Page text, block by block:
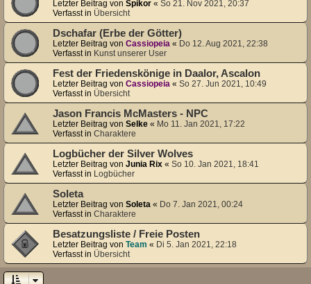
Letzter Beitrag von Spikor « So 21. Nov 2021, 20:37
Verfasst in Übersicht
Dschafar (Erbe der Götter)
Letzter Beitrag von Cassiopeia « Do 12. Aug 2021, 22:38
Verfasst in Kunst unserer User
Fest der Friedenskönige in Daalor, Ascalon
Letzter Beitrag von Cassiopeia « So 27. Jun 2021, 10:49
Verfasst in Übersicht
Jason Francis McMasters - NPC
Letzter Beitrag von Selke « Mo 11. Jan 2021, 17:22
Verfasst in Charaktere
Logbücher der Silver Wolves
Letzter Beitrag von Junia Rix « So 10. Jan 2021, 18:41
Verfasst in Logbücher
Soleta
Letzter Beitrag von Soleta « Do 7. Jan 2021, 00:24
Verfasst in Charaktere
Besatzungsliste / Freie Posten
Letzter Beitrag von Team « Di 5. Jan 2021, 22:18
Verfasst in Übersicht